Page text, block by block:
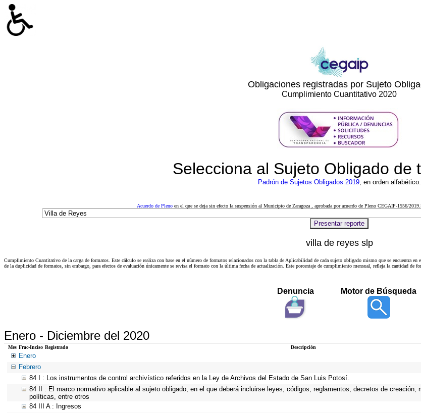
Obligaciones registradas por Sujeto
Cumplimiento Cuantitativo 2020
Selecciona al Sujeto Obligado de
Padrón de Sujetos Obligados 2019, en orden alfabético.
Acuerdo de Pleno en el que se deja sin efecto la suspensión al Municipio de Zaragoza , aprobada por acuerdo de Pleno CEGAIP-1556/
villa de reyes slp
Cumplimiento Cuantitativo de la carga de formatos. Este cálculo se realiza con base en el número de formatos relacionados con la tabla de Aplicabilidad de cada sujeto obligado mismo que se encuentra en
de la duplicidad de formatos, sin embargo, para efectos de evaluación únicamente se revisa el formato con la última fecha de actualización. Este porcentaje de cumplimiento mensual, refleja la cantidad
Denuncia Motor de Búsqueda
Enero - Diciembre del 2020
Mes Frac-Inciso Registrado Descripción
Enero
Febrero
84 I : Los instrumentos de control archivístico referidos en la Ley de Archivos del Estado de San Luis Potosí.
84 II : El marco normativo aplicable al sujeto obligado, en el que deberá incluirse leyes, códigos, reglamentos, decretos de
políticas, entre otros
84 III A : Ingresos